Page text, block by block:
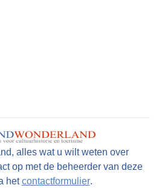
alles wat u wilt weten over
op met de beheerder van deze
hetcontactformulier.